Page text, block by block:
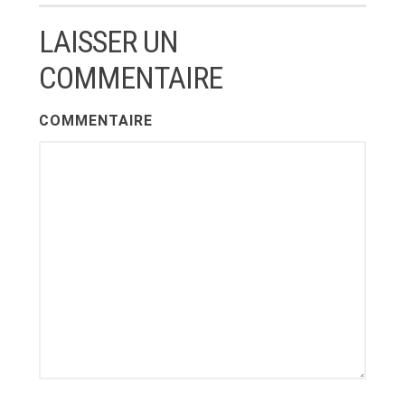
LAISSER UN
COMMENTAIRE
COMMENTAIRE